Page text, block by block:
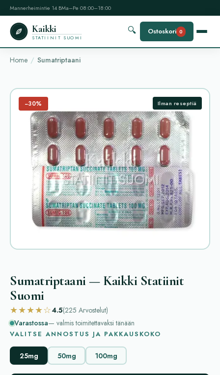
Mannerheimintie 14 BMa–Pe 08:00–18:00
Kaikki
STATIINIT SUOMI
🔍 Ostoskori 0
Home Sumatriptaani
−30% Ilman reseptiä
Sumatriptaani — Kaikki Statiinit
Suomi
★★★★☆4.5(225 Arvostelut)
Varastossa— valmis toimitettavaksi tänään
VALITSE ANNOSTUS JA PAKKAUSKOKO
25mg 50mg 100mg